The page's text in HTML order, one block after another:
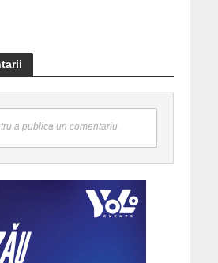
a publica un comentariu